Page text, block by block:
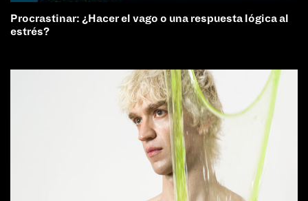
Procrastinar: ¿Hacer el vago o una respuesta lógica al
estrés?